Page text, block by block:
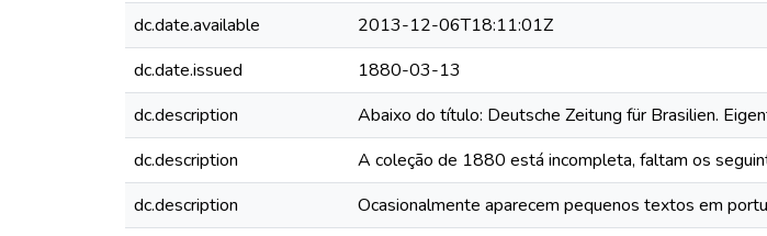
dc.date.available
2013-12-06T18:11:01Z
dc.date.issued
1880-03-13
dc.description
Abaixo do título: Deutsche Zeitung für Brasilien.
dc.description
A coleção de 1880 está incompleta, faltam os
dc.description
Ocasionalmente aparecem pequenos textos em